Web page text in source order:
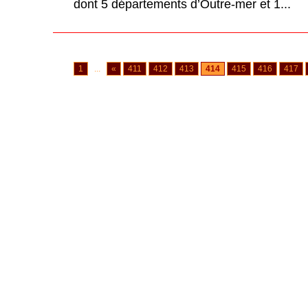
dont 5 départements d’Outre-mer et 1...
1 ... « 411 412 413 414 415 416 417